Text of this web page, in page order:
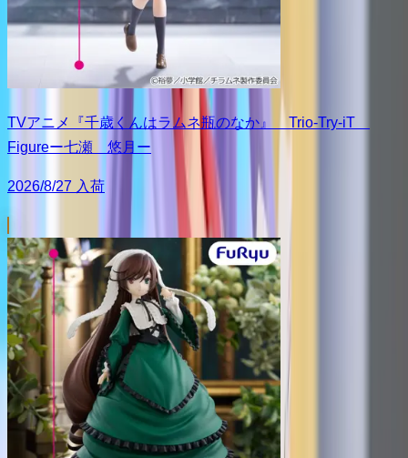
TVアニメ『千歳くんはラムネ瓶のなか』 Trio-Try-iT
Figureー七瀬 悠月ー
2026/8/27 入荷